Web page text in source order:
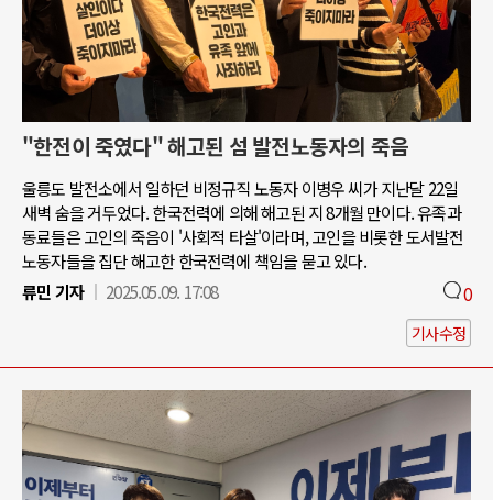
"한전이 죽였다" 해고된 섬 발전노동자의 죽음
울릉도 발전소에서 일하던 비정규직 노동자 이병우 씨가 지난달 22일
새벽 숨을 거두었다. 한국전력에 의해 해고된 지 8개월 만이다. 유족과
동료들은 고인의 죽음이 '사회적 타살'이라며, 고인을 비롯한 도서발전
노동자들을 집단 해고한 한국전력에 책임을 묻고 있다.
류민 기자
2025.05.09. 17:08 0
기사수정